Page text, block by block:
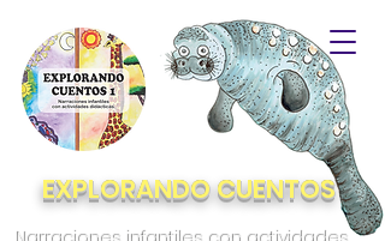
EXPLORANDO CUENTOS